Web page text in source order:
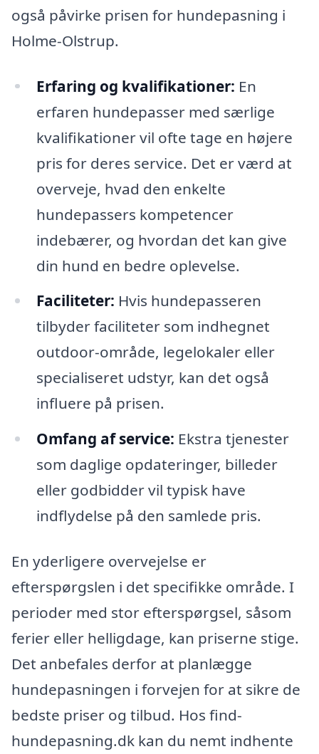
også påvirke prisen for hundepasning i
Holme-Olstrup.
Erfaring og kvalifikationer: En
erfaren hundepasser med særlige
kvalifikationer vil ofte tage en højere
pris for deres service. Det er værd at
overveje, hvad den enkelte
hundepassers kompetencer
indebærer, og hvordan det kan give
din hund en bedre oplevelse.
Faciliteter: Hvis hundepasseren
tilbyder faciliteter som indhegnet
outdoor-område, legelokaler eller
specialiseret udstyr, kan det også
influere på prisen.
Omfang af service: Ekstra tjenester
som daglige opdateringer, billeder
eller godbidder vil typisk have
indflydelse på den samlede pris.
En yderligere overvejelse er
efterspørgslen i det specifikke område. I
perioder med stor efterspørgsel, såsom
ferier eller helligdage, kan priserne stige.
Det anbefales derfor at planlægge
hundepasningen i forvejen for at sikre de
bedste priser og tilbud. Hos find-
hundepasning.dk kan du nemt indhente